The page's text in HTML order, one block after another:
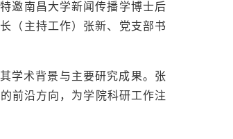
邀南昌大学新闻传播学博士后
（主持工作）张新、党支部书
学术背景与主要研究成果。张
前沿方向，为学院科研工作注